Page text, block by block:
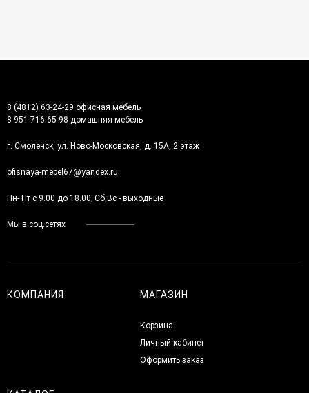
8 (4812) 63-24-29 офисная мебель
8-951-716-65-98 домашняя мебель
г. Смоленск, ул. Ново-Московская, д. 15А, 2 этаж
ofisnaya-mebel67@yandex.ru
Пн- Пт с 9.00 до 18.00; Сб,Вс - выходные
Мы в соц.сетях
КОМПАНИЯ МАГАЗИН
Корзина
Личный кабинет
Оформить заказ